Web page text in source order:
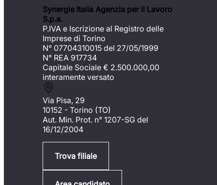
Synergie Italia Agenzia per il Lavoro
S.p.a.
P.IVA e Iscrizione al Registro delle
Imprese di Torino
N° 07704310015 del 27/05/1999
N° REA 917734
Capitale Sociale € 2.500.000,00
interamente versato
Via Pisa, 29
10152 - Torino (TO)
Aut. Min. Prot. n° 1207-SG del
16/12/2004
Trova filiale